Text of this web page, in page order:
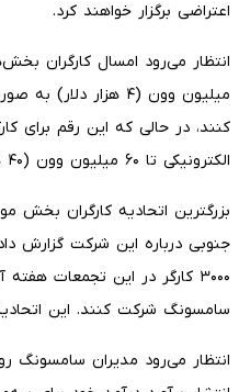
اعتراضی برگزار خواهند کرد.
کنند، در حالی که این رقم برای
الکترونیکی تا ۶۰ میلیون وون (۴۰ هزار دلار) برآورد شده است.
بزرگترین اتحادیه کارگران بخش
۳۰۰۰ کارگر در این تجمعات
سامسونگ شرکت کنند. این اتحادیه حدود ۲۸۰۰۰
انتظار می‌رود مدیران سامسونگ